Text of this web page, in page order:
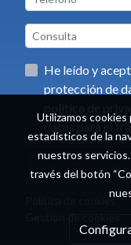
He leído y acepto la información básica
protección de datos asi como el
datos para el
Política de cookies
Utilizamos
estadísticos de la
nuestros
través del botón